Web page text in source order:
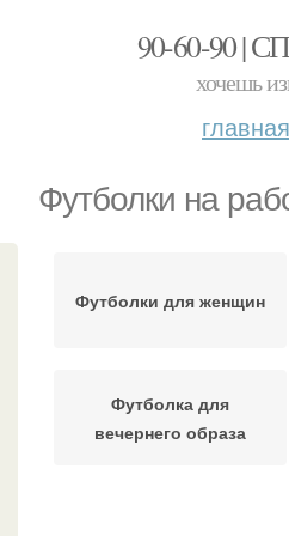
90-60-90
хочешь
главная
Футболки на
Футболки для женщин
Футболка для
вечернего образа